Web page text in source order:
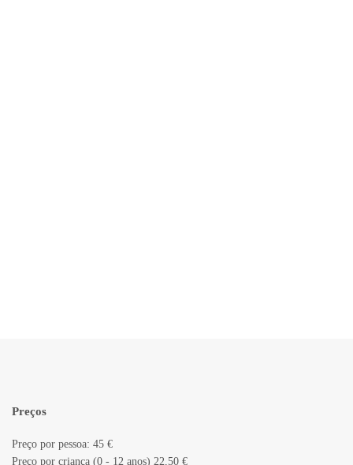
Preços
Preço por pessoa: 45 €
Preço por criança (0 - 12 anos) 22,50 €